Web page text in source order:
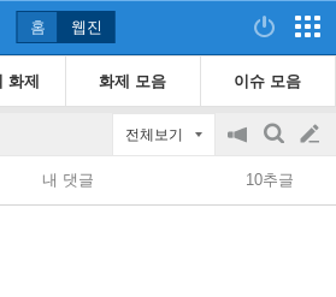
홈 웹진
화제 화제 모음 이슈 모음
전체보기
공
지
on/off
검
색
글
쓰
내 댓글 10추글